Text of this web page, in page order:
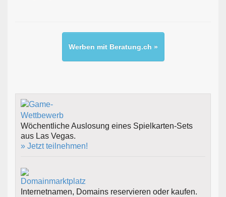
Werben mit Beratung.ch »
Wöchentliche Auslosung eines Spielkarten-Sets
aus Las Vegas.
» Jetzt teilnehmen!
Internetnamen, Domains reservieren oder kaufen.